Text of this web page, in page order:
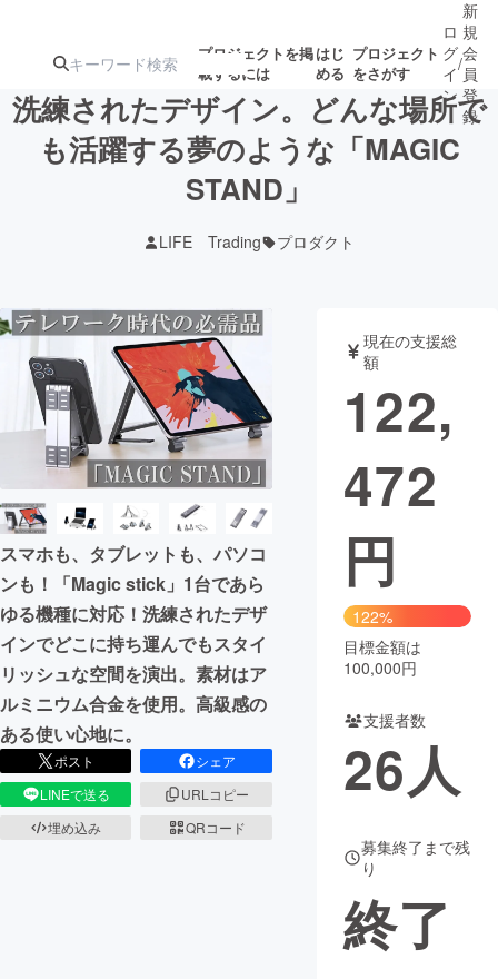
プロジェクトを掲
載するには
はじ
める
プロジェクト
をさがす
注目の新着プロ 募集終了が近いプ
テクノロジー・ガジェット
映像・映画 書籍・雑誌
ビジネス・起業 チャレンジ
まちづくり・地域活性化
CAMPFIRE for Social Good
CAMPFIRE Creation
CAMPFIREふるさと納税machi-ya コミュニティ
ロ
グ
イ
ン
/
新
規
会
員
登
録
洗練されたデザイン。どんな場所で
も活躍する夢のような「MAGIC
STAND」
LIFE Trading プロダクト
スマホも、タブレットも、パソコ
ンも！「Magic stick」1台であら
ゆる機種に対応！洗練されたデザ
インでどこに持ち運んでもスタイ
リッシュな空間を演出。素材はア
ルミニウム合金を使用。高級感の
ある使い心地に。
ポスト
シェア
LINEで送る
URLコピー
埋め込み
QRコード
現在の支援総
額
122,
472
円
122%
目標金額は
100,000円
支援者数
26人
募集終了まで残
り
終了